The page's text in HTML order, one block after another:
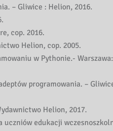
– Gliwice : Helion, 2016.
cop. 2016.
Helion, cop. 2005.
w Pythonie.- Warszawa:
programowania. –
Helion, 2017.
uczniów edukacji